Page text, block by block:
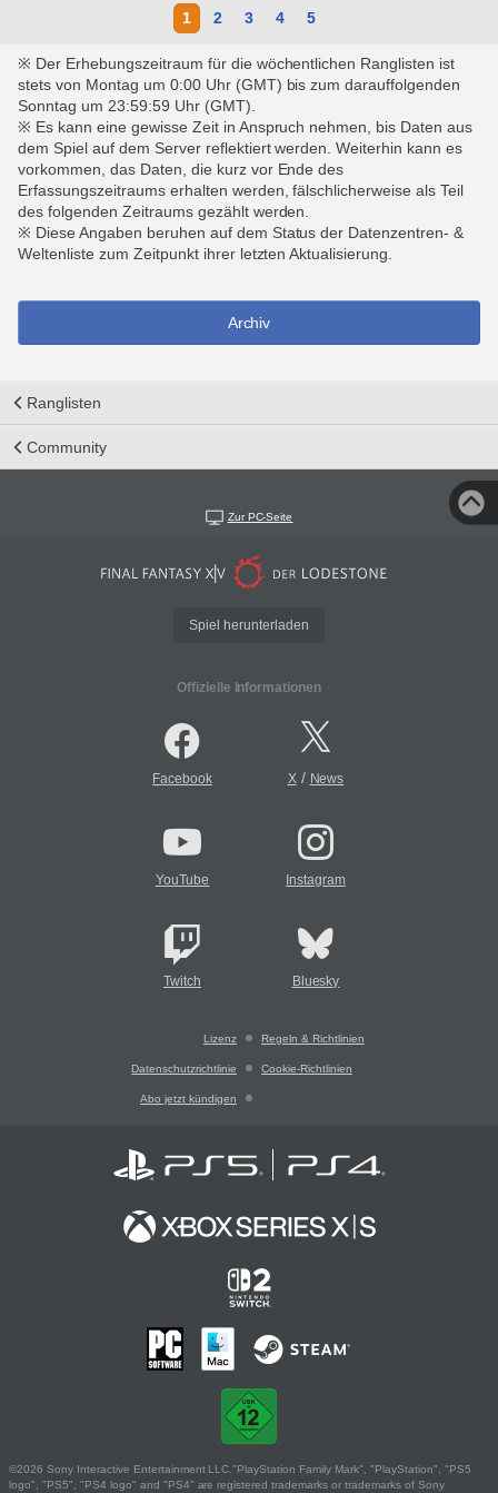
1 2 3 4 5
※ Der Erhebungszeitraum für die wöchentlichen Ranglisten ist
stets von Montag um 0:00 Uhr (GMT) bis zum darauffolgenden
Sonntag um 23:59:59 Uhr (GMT).
※ Es kann eine gewisse Zeit in Anspruch nehmen, bis Daten aus
dem Spiel auf dem Server reflektiert werden. Weiterhin kann es
vorkommen, das Daten, die kurz vor Ende des
Erfassungszeitraums erhalten werden, fälschlicherweise als Teil
des folgenden Zeitraums gezählt werden.
※ Diese Angaben beruhen auf dem Status der Datenzentren- &
Weltenliste zum Zeitpunkt ihrer letzten Aktualisierung.
Archiv
Ranglisten
Community
Zur PC-Seite
Spiel herunterladen
Offizielle Informationen
Facebook X/ News
YouTube Instagram
Twitch Bluesky
Lizenz Regeln & Richtlinien
Datenschutzrichtlinie Cookie-Richtlinien
Abo jetzt kündigen
©2026 Sony Interactive Entertainment LLC."PlayStation Family Mark", "PlayStation", "PS5
logo", "PS5", "PS4 logo" and "PS4" are registered trademarks or trademarks of Sony